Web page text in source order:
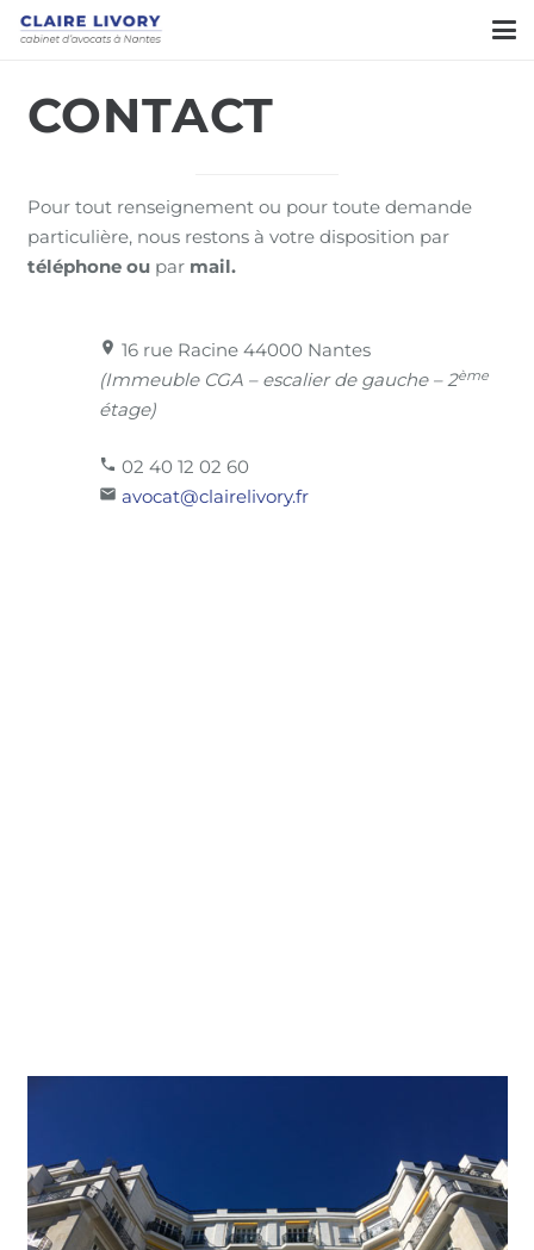
CONTACT
Pour tout renseignement ou pour toute demande
particulière, nous restons à votre disposition par
téléphone ou par mail.
location_on 16 rue Racine 44000 Nantes
(Immeuble CGA – escalier de gauche – 2ème
étage)
phone 02 40 12 02 60
mail avocat@clairelivory.fr